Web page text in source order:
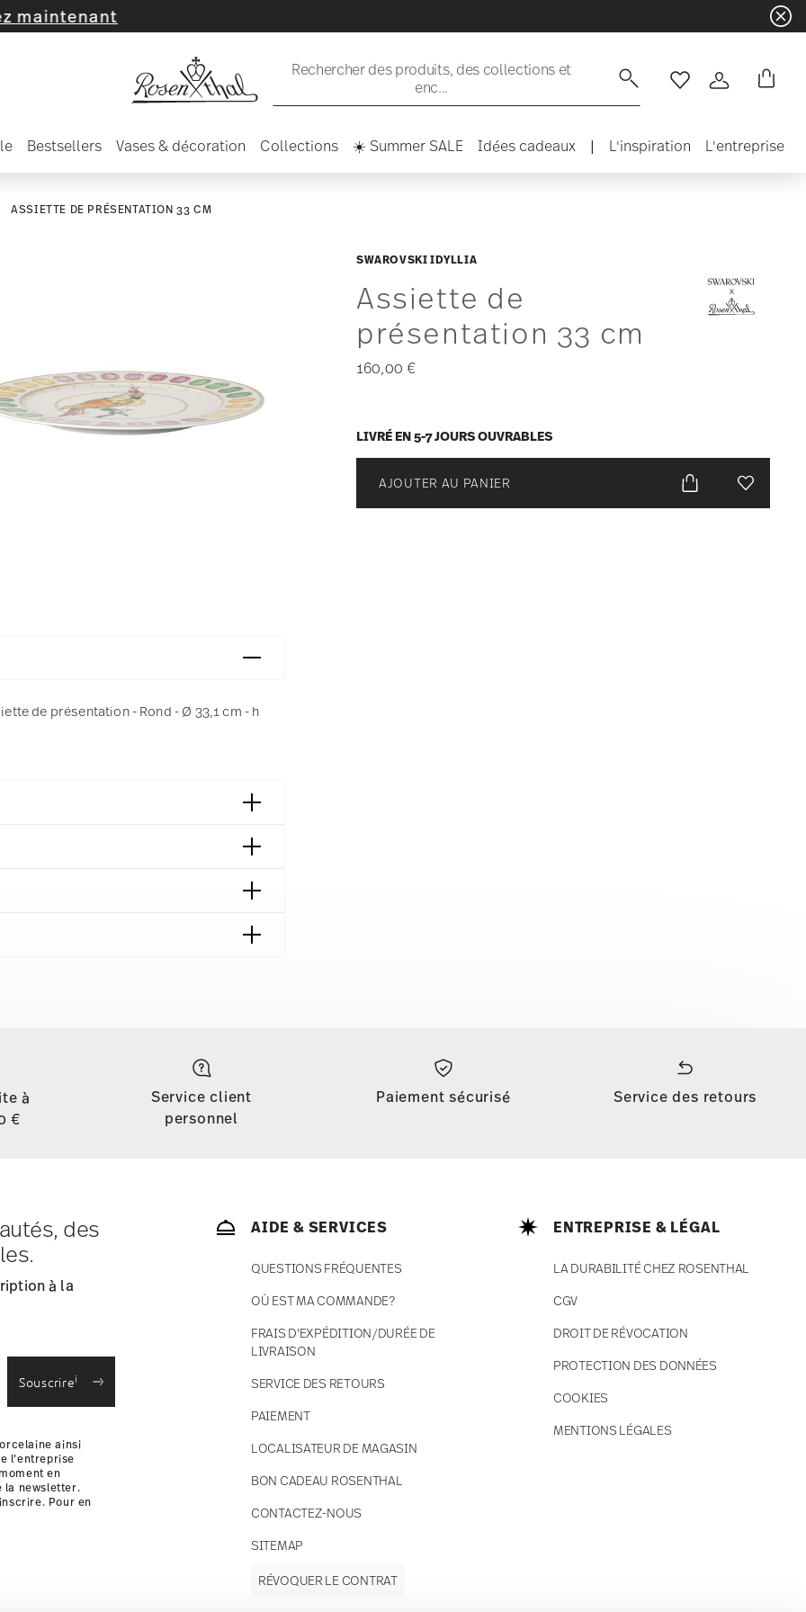
Rechercher des produits, des collections et
enc...
Liste de souhaits
Connexion
Bestsellers Vases & décoration Collections ☀️ Summer SALE Idées cadeaux | L'inspiration L'entreprise
SWAROVSKI IDYLLIA
Assiette de
présentation 33 cm
160,00 €
LIVRÉ EN 5-7 JOURS OUVRABLES
AJOUTER AU PANIER Liste de
ASSIETTE DE PRÉSENTATION 33 CM
de présentation - Rond - Ø 33,1 cm - h
à € 12,90 par commande./li>
stock.
avec UPS (livraison standard).
colis sera expédié.
à
€
Service client
personnel
Paiement sécurisé Service des retours
des
à la
Souscrirei
ainsi
l’entreprise
en
la newsletter.
Pour en
AIDE & SERVICES
QUESTIONS FRÉQUENTES
OÙ EST MA COMMANDE?
FRAIS D'EXPÉDITION/DURÉE DE
LIVRAISON
SERVICE DES RETOURS
PAIEMENT
LOCALISATEUR DE MAGASIN
BON CADEAU ROSENTHAL
CONTACTEZ-NOUS
SITEMAP
ENTREPRISE & LÉGAL
LA DURABILITÉ CHEZ ROSENTHAL
CGV
DROIT DE RÉVOCATION
PROTECTION DES DONNÉES
COOKIES
MENTIONS LÉGALES
RÉVOQUER LE CONTRAT